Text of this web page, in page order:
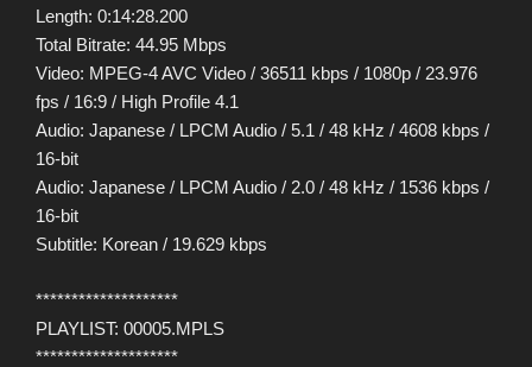
Length: 0:14:28.200
Total Bitrate: 44.95 Mbps
Video: MPEG-4 AVC Video / 36511 kbps / 1080p / 23.976
fps / 16:9 / High Profile 4.1
Audio: Japanese / LPCM Audio / 5.1 / 48 kHz / 4608 kbps /
16-bit
Audio: Japanese / LPCM Audio / 2.0 / 48 kHz / 1536 kbps /
16-bit
Subtitle: Korean / 19.629 kbps
********************
PLAYLIST: 00005.MPLS
********************